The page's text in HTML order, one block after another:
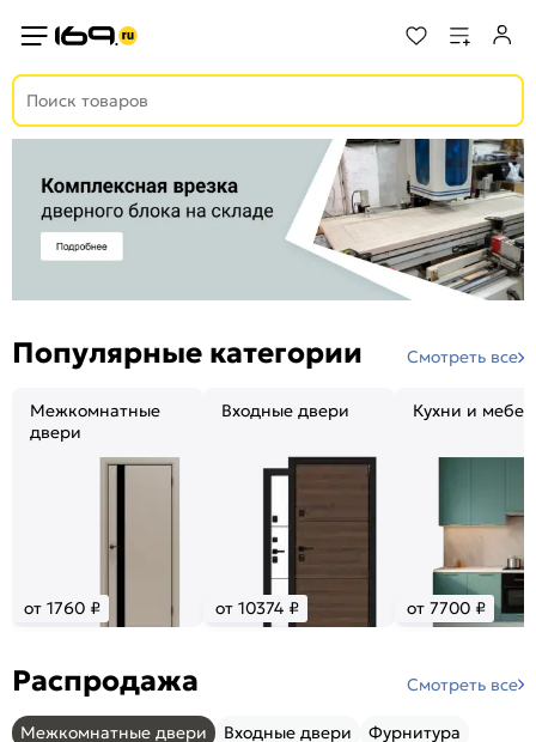
Популярные категории Смотреть все
Межкомнатные
двери
от 1760 ₽
Входные двери
от 10374 ₽
Кухни и
от 7700 ₽
Распродажа Смотреть все
Межкомнатные двери Входные двери Фурнитура